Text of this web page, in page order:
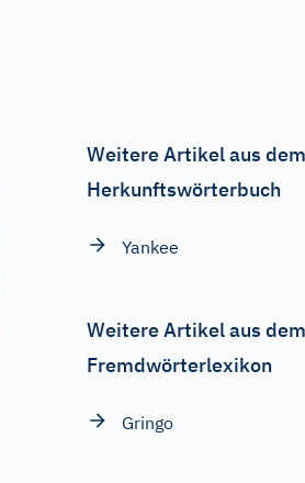
Weitere Artikel aus
Herkunftswörterbuch
Yankee
Weitere Artikel aus
Fremdwörterlexikon
Gringo